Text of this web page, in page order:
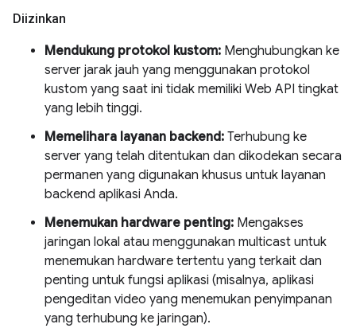
Diizinkan
Mendukung protokol kustom: Menghubungkan ke
server jarak jauh yang menggunakan protokol
kustom yang saat ini tidak memiliki Web API tingkat
yang lebih tinggi.
Memelihara layanan backend: Terhubung ke
server yang telah ditentukan dan dikodekan secara
permanen yang digunakan khusus untuk layanan
backend aplikasi Anda.
Menemukan hardware penting: Mengakses
jaringan lokal atau menggunakan multicast untuk
menemukan hardware tertentu yang terkait dan
penting untuk fungsi aplikasi (misalnya, aplikasi
pengeditan video yang menemukan penyimpanan
yang terhubung ke jaringan).